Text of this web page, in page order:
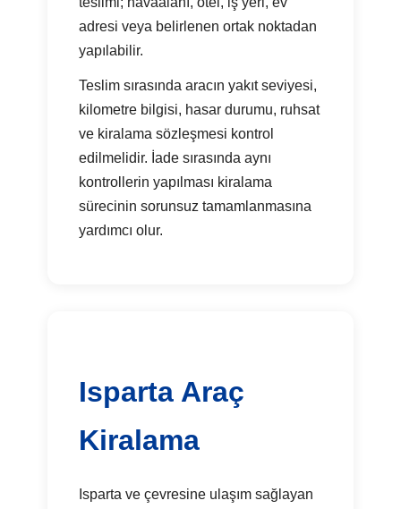
adresi veya belirlenen ortak noktadan
yapılabilir.
Teslim sırasında aracın yakıt seviyesi,
kilometre bilgisi, hasar durumu, ruhsat
ve kiralama sözleşmesi kontrol
edilmelidir. İade sırasında aynı
kontrollerin yapılması kiralama
sürecinin sorunsuz tamamlanmasına
yardımcı olur.
Isparta Araç
Kiralama
Isparta ve çevresine ulaşım sağlayan